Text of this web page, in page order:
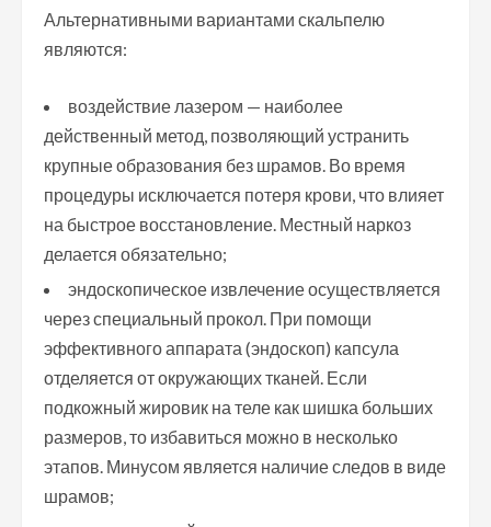
Альтернативными вариантами скальпелю
являются:
воздействие лазером — наиболее
действенный метод, позволяющий устранить
крупные образования без шрамов. Во время
процедуры исключается потеря крови, что влияет
на быстрое восстановление. Местный наркоз
делается обязательно;
эндоскопическое извлечение осуществляется
через специальный прокол. При помощи
эффективного аппарата (эндоскоп) капсула
отделяется от окружающих тканей. Если
подкожный жировик на теле как шишка больших
размеров, то избавиться можно в несколько
этапов. Минусом является наличие следов в виде
шрамов;